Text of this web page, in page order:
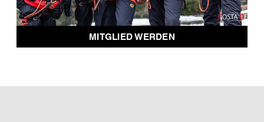
MITGLIED WERDEN